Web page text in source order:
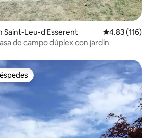
Saint-Leu-d'Esserent Calificación
4.83 (116)
de campo dúplex con jardín